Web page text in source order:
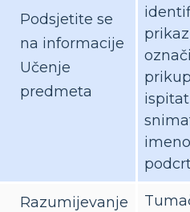
Podsjetite se
na informacije
Učenje
predmeta
Razumijevanje